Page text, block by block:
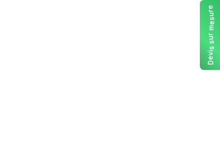
D
e
v
i
s
s
u
r
m
e
s
u
r
e